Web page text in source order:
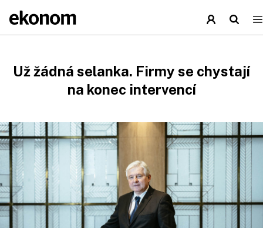
Už žádná selanka. Firmy se chystají
na konec intervencí